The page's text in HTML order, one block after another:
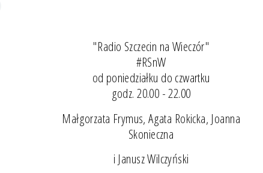
"Radio Szczecin na Wieczór"
#RSnW
od poniedziałku do czwartku
godz. 20.00 - 22.00
Małgorzata Frymus, Agata Rokicka, Joanna
Skonieczna
i Janusz Wilczyński